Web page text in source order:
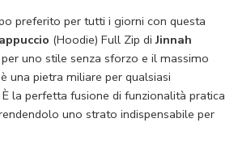
preferito per tutti i giorni con questa
(Hoodie) Full Zip diJinnah
uno stile senza sforzo e il massimo
una pietra miliare per qualsiasi
la perfetta fusione di funzionalità pratica
uno strato indispensabile per